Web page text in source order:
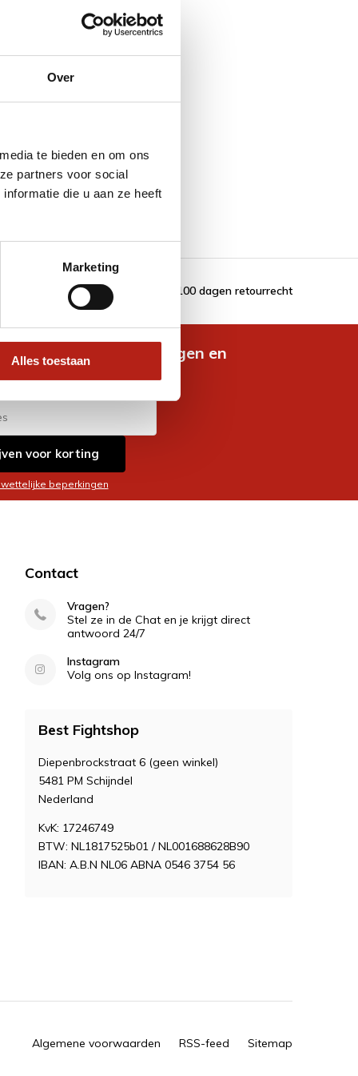
Over
te bieden en om ons
partners voor social
die u aan ze heeft
Marketing
Alles toestaan
100 dagen retourrecht
nieuwste aanbiedingen en
voor korting
beperkingen
Contact
Vragen?
Stel ze in de Chat en je krijgt direct
antwoord 24/7
Instagram
Volg ons op Instagram!
Best Fightshop
Diepenbrockstraat 6 (geen winkel)
5481 PM Schijndel
Nederland
KvK: 17246749
BTW: NL1817525b01 / NL001688628B90
IBAN: A.B.N NL06 ABNA 0546 3754 56
Algemene voorwaarden RSS-feed Sitemap